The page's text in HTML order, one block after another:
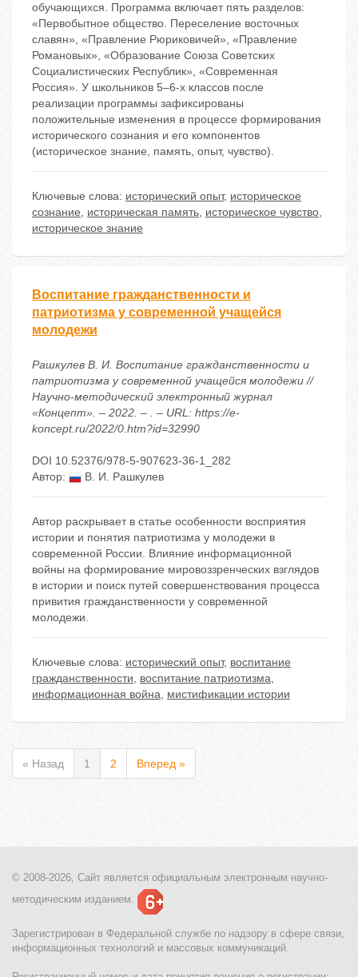
обучающихся. Программа включает пять разделов:
«Первобытное общество. Переселение восточных
славян», «Правление Рюриковичей», «Правление
Романовых», «Образование Союза Советских
Социалистических Республик», «Современная
Россия». У школьников 5–6-х классов после
реализации программы зафиксированы
положительные изменения в процессе формирования
исторического сознания и его компонентов
(историческое знание, память, опыт, чувство).
Ключевые слова: исторический опыт, историческое
сознание, историческая память, историческое чувство,
историческое знание
Воспитание гражданственности и
патриотизма у современной учащейся
молодежи
Рашкулев В. И. Воспитание гражданственности и
патриотизма у современной учащейся молодежи //
Научно-методический электронный журнал
«Концепт». – 2022. – . – URL: https://e-
koncept.ru/2022/0.htm?id=32990
DOI 10.52376/978-5-907623-36-1_282
Автор:
В. И. Рашкулев
Автор раскрывает в статье особенности восприятия
истории и понятия патриотизма у молодежи в
современной России. Влияние информационной
войны на формирование мировоззренческих взглядов
в истории и поиск путей совершенствования процесса
привития гражданственности у современной
молодежи.
Ключевые слова: исторический опыт, воспитание
гражданственности, воспитание патриотизма,
информационная война, мистификации истории
« Назад 1 2 Вперед »
© 2008-2026, Сайт является официальным электронным научно-
методическим изданием.
Зарегистрирован в Федеральной службе по надзору в сфере связи,
информационных технологий и массовых коммуникаций.